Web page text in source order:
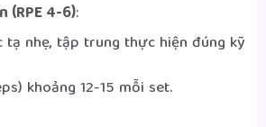
(RPE 4-6):
tạ nhẹ, tập trung thực hiện đúng kỹ
khoảng 12-15 mỗi set.